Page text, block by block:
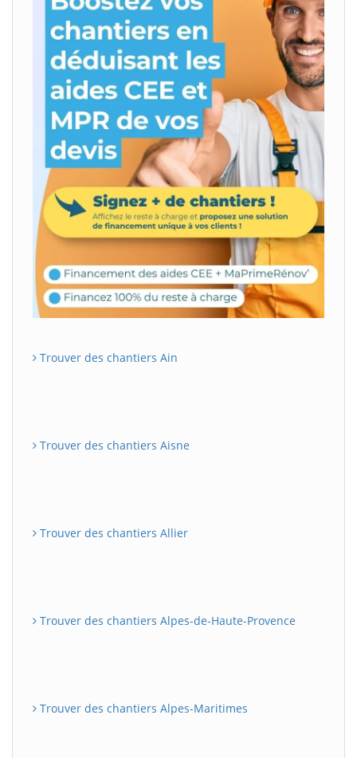
Trouver des chantiers Ain
Trouver des chantiers Aisne
Trouver des chantiers Allier
Trouver des chantiers Alpes-de-Haute-Provence
Trouver des chantiers Alpes-Maritimes